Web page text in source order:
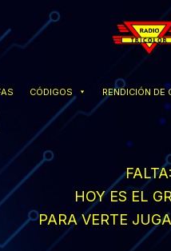
CÓDIGOS RENDICIÓN DE
FALTA:
HOY ES EL
PARA VERTE